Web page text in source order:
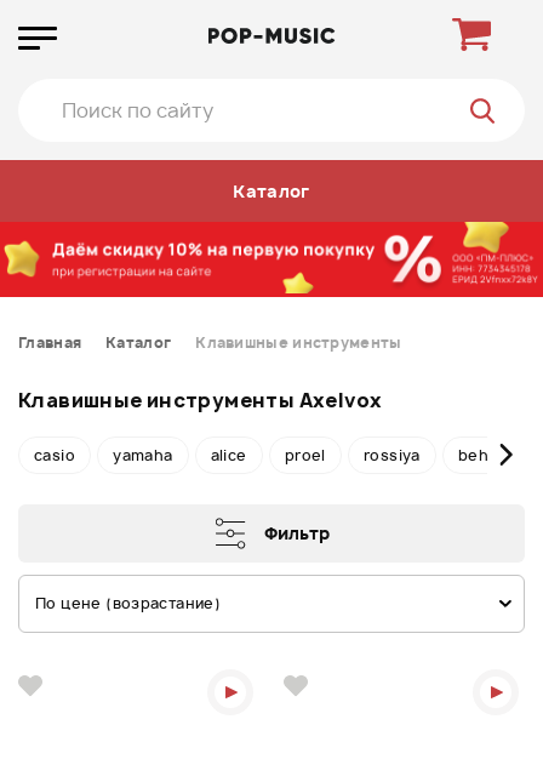
Каталог
Главная Каталог Клавишные инструменты
Клавишные инструменты Axelvox
casio yamaha alice proel rossiya behringer
Фильтр
По цене (возрастание)